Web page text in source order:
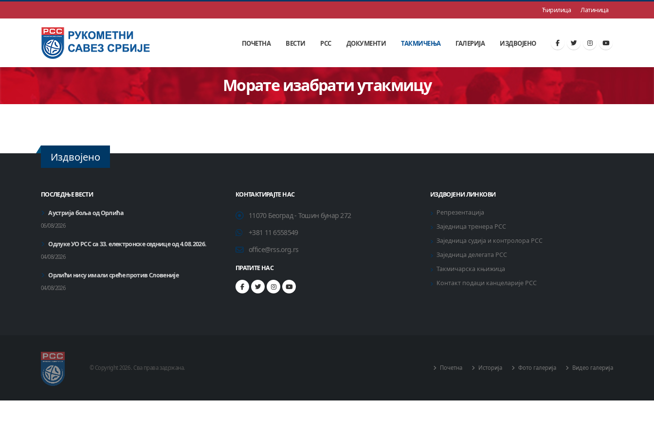
Ћирилица Латиница
ПОЧЕТНА ВЕСТИ РСС ДОКУМЕНТИ ТАКМИЧЕЊА ГАЛЕРИЈА ИЗДВОЈЕНО
Морате изабрати утакмицу
Издвојено
ПОСЛЕДЊЕ ВЕСТИ
Аустрија боља од Орлића
06/08/2026
Одлуке УО РСС са 33. електронске седнице од 4.08.2026.
04/08/2026
Орлићи нису имали среће против Словеније
04/08/2026
КОНТАКТИРАЈТЕ НАС
11070 Београд - Тошин бунар 272
+381 11 6558549
office@rss.org.rs
ПРАТИТЕ НАС
ИЗДВОЈЕНИ ЛИНКОВИ
Репрезентација
Заједница тренера РСС
Заједница судија и контролора РСС
Заједница делегата РСС
Такмичарска књижица
Контакт подаци канцеларије РСС
© Copyright 2026 . Сва права задржана. Почетна Историја Фото галерија Видео галерија